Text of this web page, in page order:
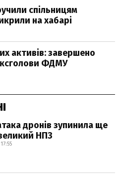
спільницям
на хабарі
активів: завершено
ФДМУ
дронів зупинила ще
НПЗ